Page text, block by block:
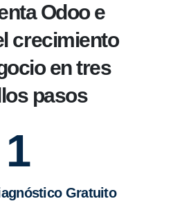
Odoo e
crecimiento
en tres
pasos
1
Gratuito